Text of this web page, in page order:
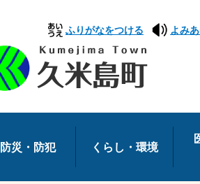
本
文
へ
移
動
ふりがなをつける よみ
防災・防犯 くらし・環境